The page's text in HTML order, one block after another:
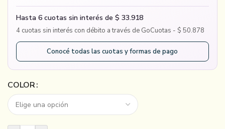
Hasta 6 cuotas sin interés de $ 33.918
4 cuotas sin interés con débito a través de GoCuotas - $ 50.878
Conocé todas las cuotas y formas de pago
COLOR